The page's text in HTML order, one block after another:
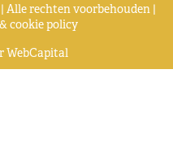
rechten voorbehouden |
cookie policy
WebCapital